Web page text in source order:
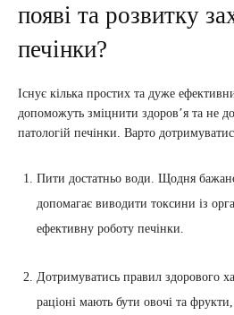
появі та розвитку
печінки?
Існує кілька простих та дуже
допоможуть зміцнити здоров’я та не
патологій печінки. Варто
Пити достатньо води. Щодня
допомагає виводити токсини із
ефективну роботу печінки.
Дотримуватись правил здорового
раціоні мають бути овочі та